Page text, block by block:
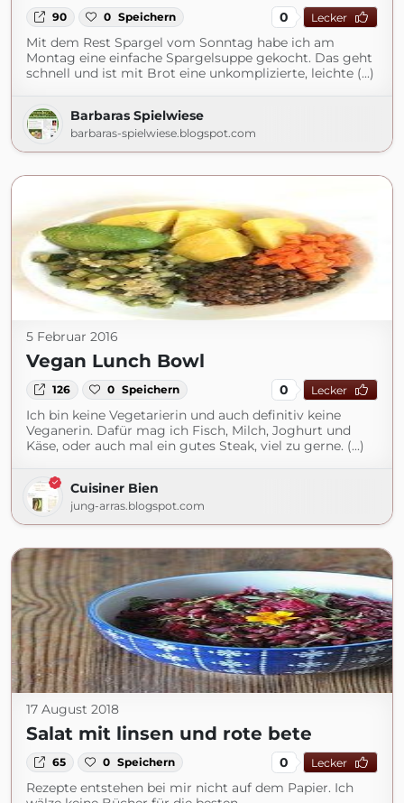
90 0 Speichern 0 Lecker
Mit dem Rest Spargel vom Sonntag habe ich am
Montag eine einfache Spargelsuppe gekocht. Das geht
schnell und ist mit Brot eine unkomplizierte, leichte (...)
Barbaras Spielwiese
barbaras-spielwiese.blogspot.com
5 Februar 2016
Vegan Lunch Bowl
126 0 Speichern 0 Lecker
Ich bin keine Vegetarierin und auch definitiv keine
Veganerin. Dafür mag ich Fisch, Milch, Joghurt und
Käse, oder auch mal ein gutes Steak, viel zu gerne. (...)
Cuisiner Bien
jung-arras.blogspot.com
17 August 2018
Salat mit linsen und rote bete
65 0 Speichern 0 Lecker
Rezepte entstehen bei mir nicht auf dem Papier. Ich